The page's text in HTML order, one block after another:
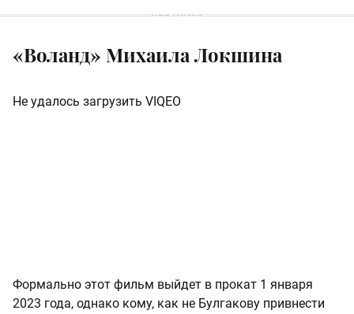
«Воланд» Михаила Локшина
Не удалось загрузить VIQEO
Формально этот фильм выйдет в прокат 1 января
2023 года, однако кому, как не Булгакову привнести